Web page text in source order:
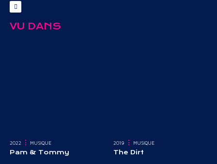
VU DANS
2022 MUSIQUE
Pam & Tommy
2019 MUSIQUE
The Dirt